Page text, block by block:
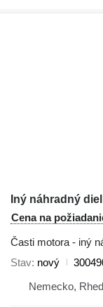
Cena na
Časti motora - iný
Stav nový
Nemecko,